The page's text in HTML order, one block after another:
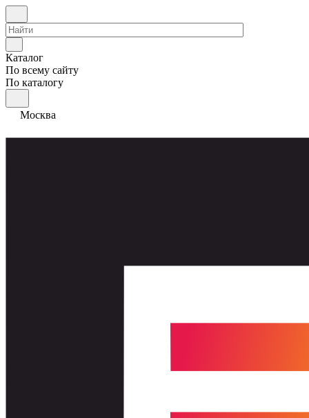
Каталог
По всему сайту
По каталогу
Москва